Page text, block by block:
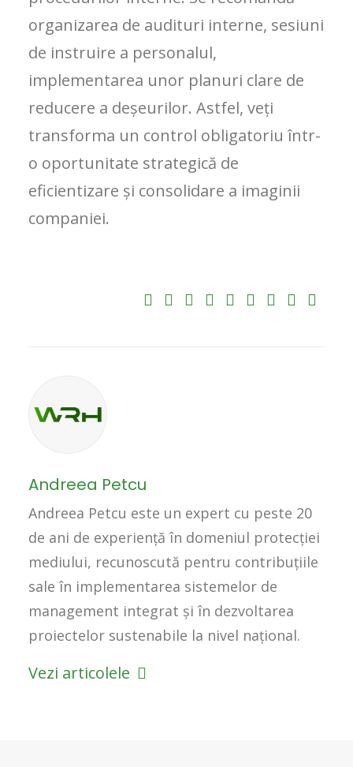
organizarea de audituri interne, sesiuni
de instruire a personalul,
implementarea unor planuri clare de
reducere a deșeurilor. Astfel, veți
transforma un control obligatoriu într-
o oportunitate strategică de
eficientizare și consolidare a imaginii
companiei.
Andreea Petcu
Andreea Petcu este un expert cu peste 20
de ani de experiență în domeniul protecției
mediului, recunoscută pentru contribuțiile
sale în implementarea sistemelor de
management integrat și în dezvoltarea
proiectelor sustenabile la nivel național.
Vezi articolele